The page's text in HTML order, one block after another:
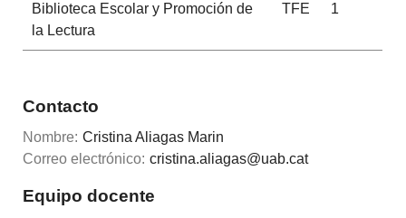
Biblioteca Escolar y Promoción de
la Lectura
TFE 1
Contacto
Nombre: Cristina Aliagas Marin
Correo electrónico: cristina.aliagas@uab.cat
Equipo docente